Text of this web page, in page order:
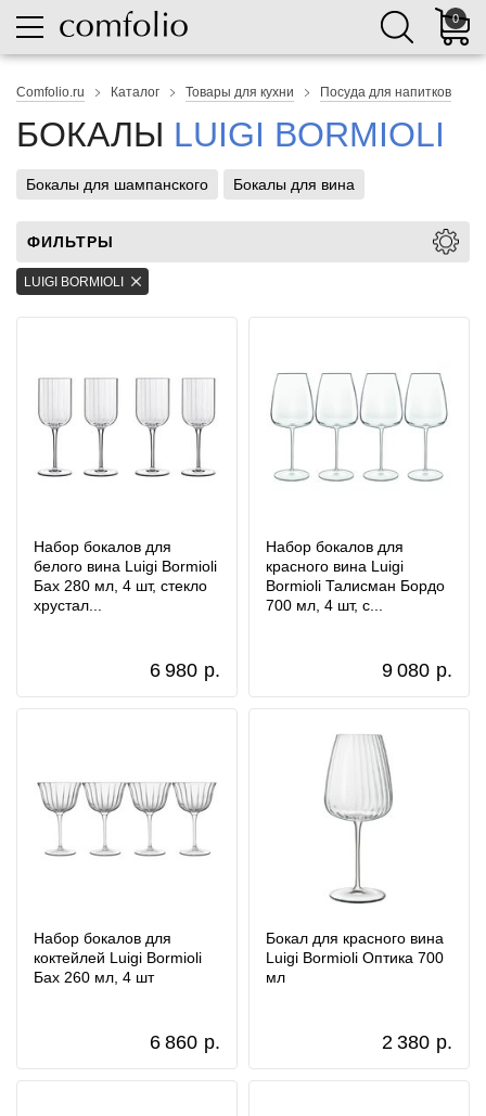
0
Comfolio.ru Каталог Товары для кухни Посуда для напитков
БОКАЛЫ LUIGI BORMIOLI
Бокалы для шампанского Бокалы для вина
ФИЛЬТРЫ
LUIGI BORMIOLI
Набор бокалов для
белого вина Luigi Bormioli
Бах 280 мл, 4 шт, стекло
хрустал...
6 980 р.
Набор бокалов для
красного вина Luigi
Bormioli Талисман Бордо
700 мл, 4 шт, с...
9 080 р.
Набор бокалов для
коктейлей Luigi Bormioli
Бах 260 мл, 4 шт
6 860 р.
Бокал для красного вина
Luigi Bormioli Оптика 700
мл
2 380 р.